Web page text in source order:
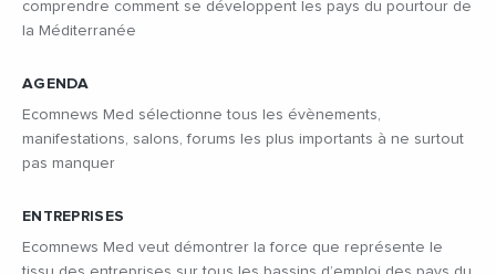
comprendre comment se développent les pays du pourtour de
la Méditerranée
AGENDA
Ecomnews Med sélectionne tous les évènements,
manifestations, salons, forums les plus importants à ne surtout
pas manquer
ENTREPRISES
Ecomnews Med veut démontrer la force que représente le